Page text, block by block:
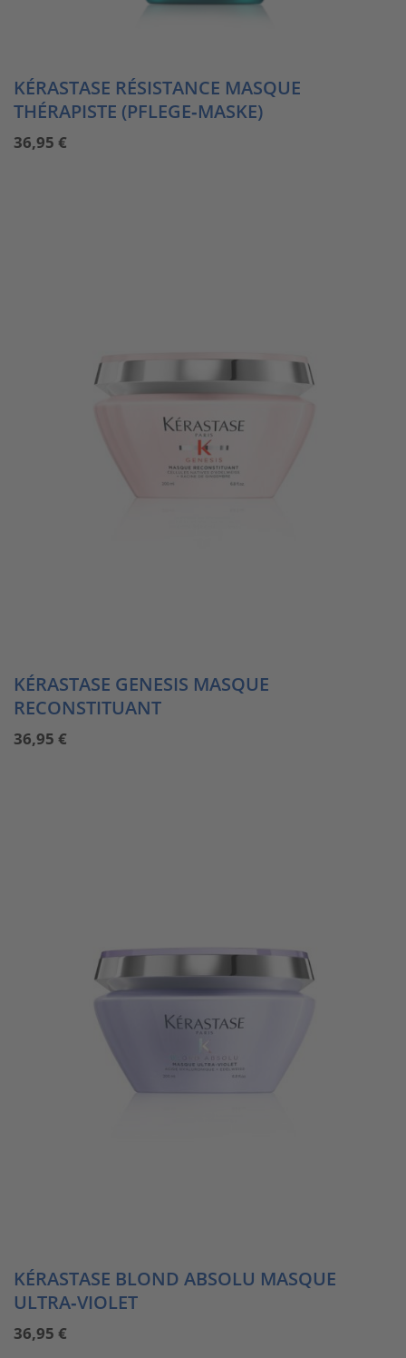
KÉRASTASE RÉSISTANCE MASQUE
THÉRAPISTE (PFLEGE‑MASKE)
36,95 €
KÉRASTASE GENESIS MASQUE
RECONSTITUANT
36,95 €
KÉRASTASE BLOND ABSOLU MASQUE
ULTRA‑VIOLET
36,95 €